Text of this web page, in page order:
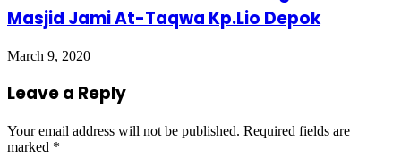
Masjid Jami At-Taqwa Kp.Lio Depok
March 9, 2020
Leave a Reply
Your email address will not be published. Required fields are
marked *